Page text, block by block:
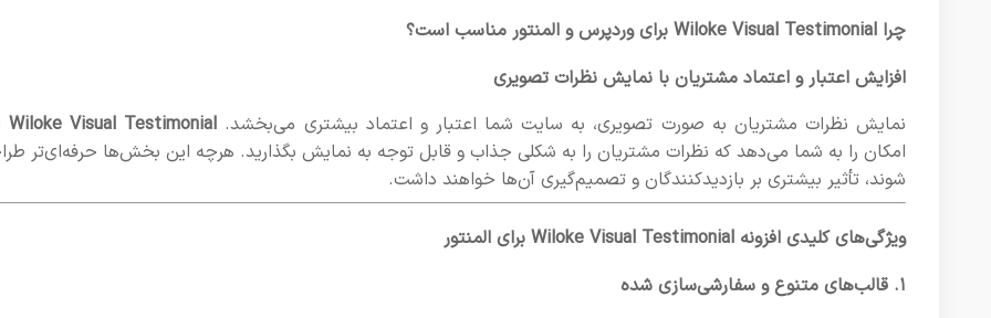
چرا Wiloke Visual Testimonial برای وردپرس و المنتور مناسب است؟
افزایش اعتبار و اعتماد مشتریان با نمایش نظرات تصویری
نمایش نظرات مشتریان به صورت تصویری، به سایت شما اعتبار و اعتماد بیشتری می‌بخشد. Wiloke Visual Testimonial
امکان را به شما می‌دهد که نظرات مشتریان را به شکلی جذاب و قابل توجه به نمایش بگذارید. هرچه این بخش‌ها حرفه‌ای‌تر
شوند، تأثیر بیشتری بر بازدیدکنندگان و تصمیم‌گیری آن‌ها خواهند داشت.
ویژگی‌های کلیدی افزونه Wiloke Visual Testimonial برای المنتور
۱. قالب‌های متنوع و سفارشی‌سازی شده